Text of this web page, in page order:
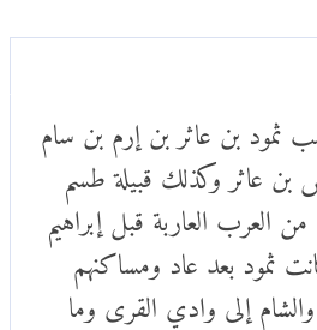
ثمود بن عاثر بن إرم بن سام
عاثر وكذلك قبيلة طسم
العرب العاربة قبل إبراهيم
ثمود بعد عاد ومساكنهم
إلى وادي القرى وما